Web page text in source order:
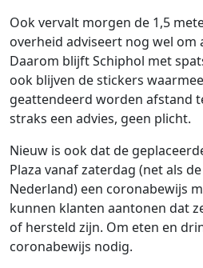
Ook vervalt morgen de 1,5
overheid adviseert nog wel om
Daarom blijft Schiphol met
ook blijven de stickers
geattendeerd worden afstand
straks een advies, geen plicht.
Nieuw is ook dat de
Plaza vanaf zaterdag (net als
Nederland) een coronabewijs
kunnen klanten aantonen dat
of hersteld zijn. Om eten en
coronabewijs nodig.